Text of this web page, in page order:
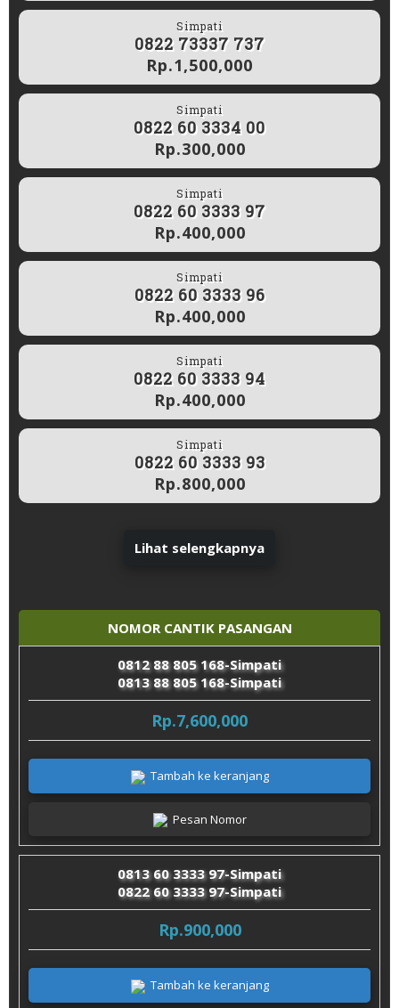
Simpati
0822 73337 737
Rp.1,500,000
Simpati
0822 60 3334 00
Rp.300,000
Simpati
0822 60 3333 97
Rp.400,000
Simpati
0822 60 3333 96
Rp.400,000
Simpati
0822 60 3333 94
Rp.400,000
Simpati
0822 60 3333 93
Rp.800,000
Lihat selengkapnya
NOMOR CANTIK PASANGAN
0812 88 805 168-Simpati
0813 88 805 168-Simpati
Rp.7,600,000
Tambah ke keranjang
Pesan Nomor
0813 60 3333 97-Simpati
0822 60 3333 97-Simpati
Rp.900,000
Tambah ke keranjang